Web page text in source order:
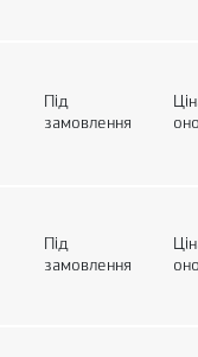
Під
замовлення
Під
замовлення